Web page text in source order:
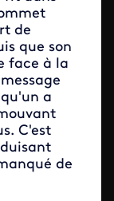
de
que son
face à la
a
C'est
de